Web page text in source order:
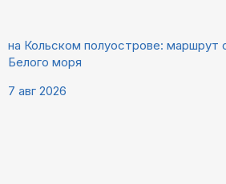
на Кольском полуострове: маршрут
Белого моря
7 авг 2026